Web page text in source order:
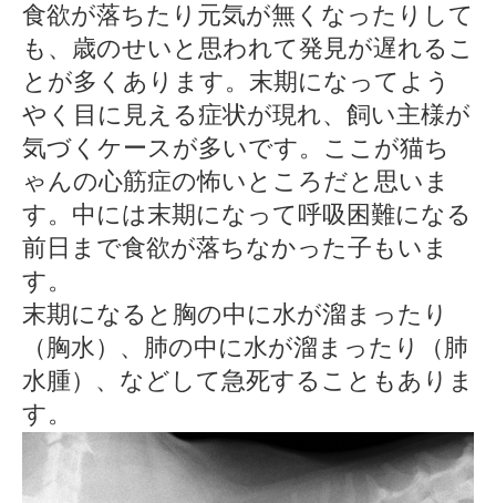
食欲が落ちたり元気が無くなったりして
も、歳のせいと思われて発見が遅れるこ
とが多くあります。末期になってよう
やく目に見える症状が現れ、飼い主様が
気づくケースが多いです。ここが猫ち
ゃんの心筋症の怖いところだと思いま
す。中には末期になって呼吸困難になる
前日まで食欲が落ちなかった子もいま
す。
末期になると胸の中に水が溜まったり
（胸水）、肺の中に水が溜まったり（肺
水腫）、などして急死することもありま
す。